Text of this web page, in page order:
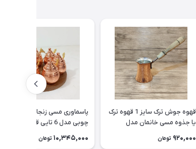
قهوه جوش ترک سایز 1 قهوه ترک
یا جذوه مسی خانمان مدل
920,000 تومان
پاسماوری مسی زنجان با استند
چوبی مدل 6 تایی قاشق دار و
نانو شده خانمان مدل 337519
10,345,000 تومان